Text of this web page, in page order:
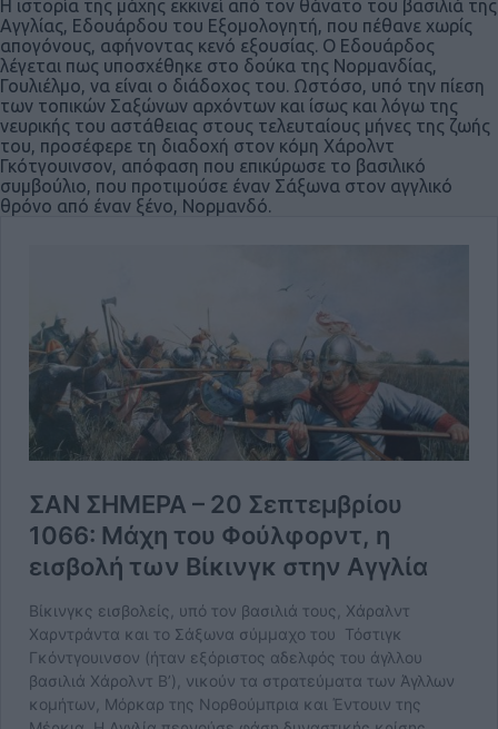
Η ιστορία της μάχης εκκινεί από τον θάνατο του βασιλιά της
Αγγλίας, Εδουάρδου του Εξομολογητή, που πέθανε χωρίς
απογόνους, αφήνοντας κενό εξουσίας. Ο Εδουάρδος
λέγεται πως υποσχέθηκε στο δούκα της Νορμανδίας,
Γουλιέλμο, να είναι ο διάδοχος του. Ωστόσο, υπό την πίεση
των τοπικών Σαξώνων αρχόντων και ίσως και λόγω της
νευρικής του αστάθειας στους τελευταίους μήνες της ζωής
του, προσέφερε τη διαδοχή στον κόμη Χάρολντ
Γκότγουινσον, απόφαση που επικύρωσε το βασιλικό
συμβούλιο, που προτιμούσε έναν Σάξωνα στον αγγλικό
θρόνο από έναν ξένο, Νορμανδό.